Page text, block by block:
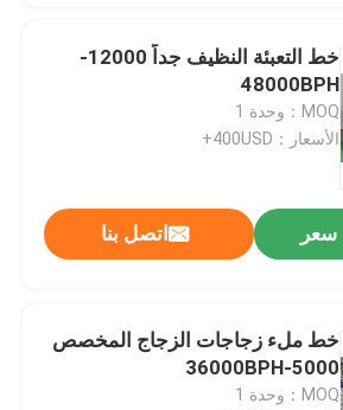
خط التعبئة النظيف جداً 12000-
48000BPH
MOQ：وحدة 1
الأسعار：400USD+
اتصل بنا
خط ملء زجاجات الزجاج المخصص
5000-36000BPH
MOQ：وحدة 1